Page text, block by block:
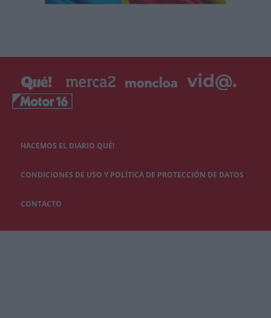
HACEMOS EL DIARIO QUÉ!
CONDICIONES DE USO Y POLÍTICA DE PROTECCIÓN DE DATOS
CONTACTO